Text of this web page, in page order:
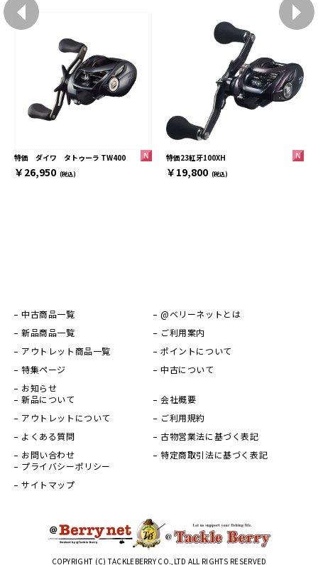
特価 ダイワ タトゥーラ TW400
￥26,950 (税込)
特価23紅牙100XH
￥19,800 (税込)
中古商品一覧
新品商品一覧
アウトレット商品一覧
特集ページ
お知らせ
@ベリーネットとは
ご利用案内
ポイントについて
中古について
新品について
アウトレットについて
よくある質問
お問い合わせ
会社概要
ご利用規約
古物営業法に基づく表記
特定商取引法に基づく表記
プライバシーポリシー
サイトマップ
COPYRIGHT (C) TACKLEBERRY CO.,LTD ALL RIGHTS RESERVED